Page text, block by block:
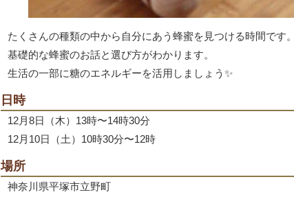
たくさんの種類の中から自分にあう蜂蜜を見つける時間です
基礎的な蜂蜜のお話と選び方がわかります。
生活の一部に糖のエネルギーを活用しましょう✨
日時
12月8日（木）13時〜14時30分
12月10日（土）10時30分〜12時
場所
神奈川県平塚市立野町